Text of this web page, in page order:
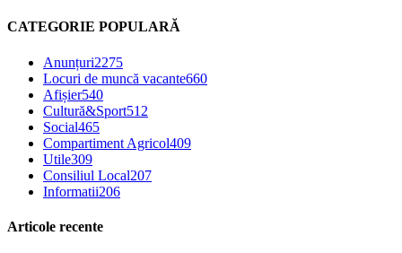
CATEGORIE POPULARĂ
Anunțuri2275
Locuri de muncă vacante660
Afișier540
Cultură&Sport512
Social465
Compartiment Agricol409
Utile309
Consiliul Local207
Informatii206
Articole recente